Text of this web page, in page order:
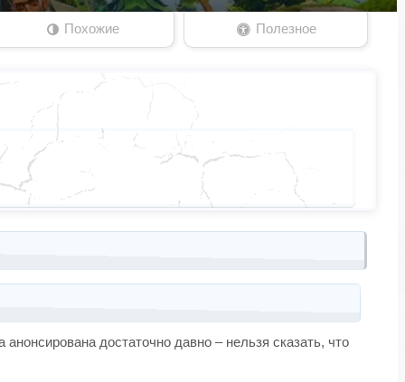
Похожие Полезное
достаточно давно – нельзя сказать, что